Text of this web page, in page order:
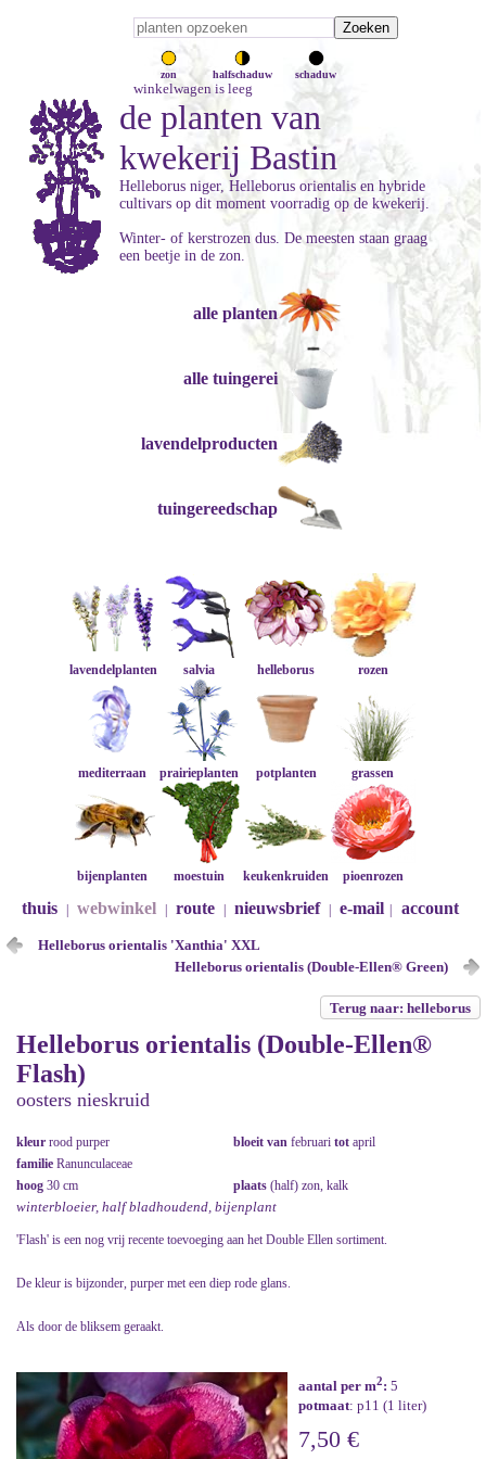
zon halfschaduw schaduw
winkelwagen is leeg
de planten van
kwekerij Bastin
Helleborus niger, Helleborus orientalis en hybride
cultivars op dit moment voorradig op de kwekerij.
Winter- of kerstrozen dus. De meesten staan graag
een beetje in de zon.
alle planten
alle tuingerei
lavendelproducten
tuingereedschap
lavendelplanten salvia helleborus rozen
mediterraan prairieplanten potplanten grassen
bijenplanten moestuin keukenkruiden pioenrozen
thuis webwinkel route nieuwsbrief e-mail account
Helleborus orientalis 'Xanthia' XXL
Helleborus orientalis (Double-Ellen® Green)
Terug naar: helleborus
Helleborus orientalis (Double-Ellen®
Flash)
oosters nieskruid
kleur rood purper bloeit van februari tot april
familie Ranunculaceae
hoog 30 cm plaats (half) zon, kalk
winterbloeier, half bladhoudend, bijenplant
'Flash' is een nog vrij recente toevoeging aan het Double Ellen sortiment.
De kleur is bijzonder, purper met een diep rode glans.
Als door de bliksem geraakt.
aantal per m2: 5
potmaat: p11 (1 liter)
7,50 €